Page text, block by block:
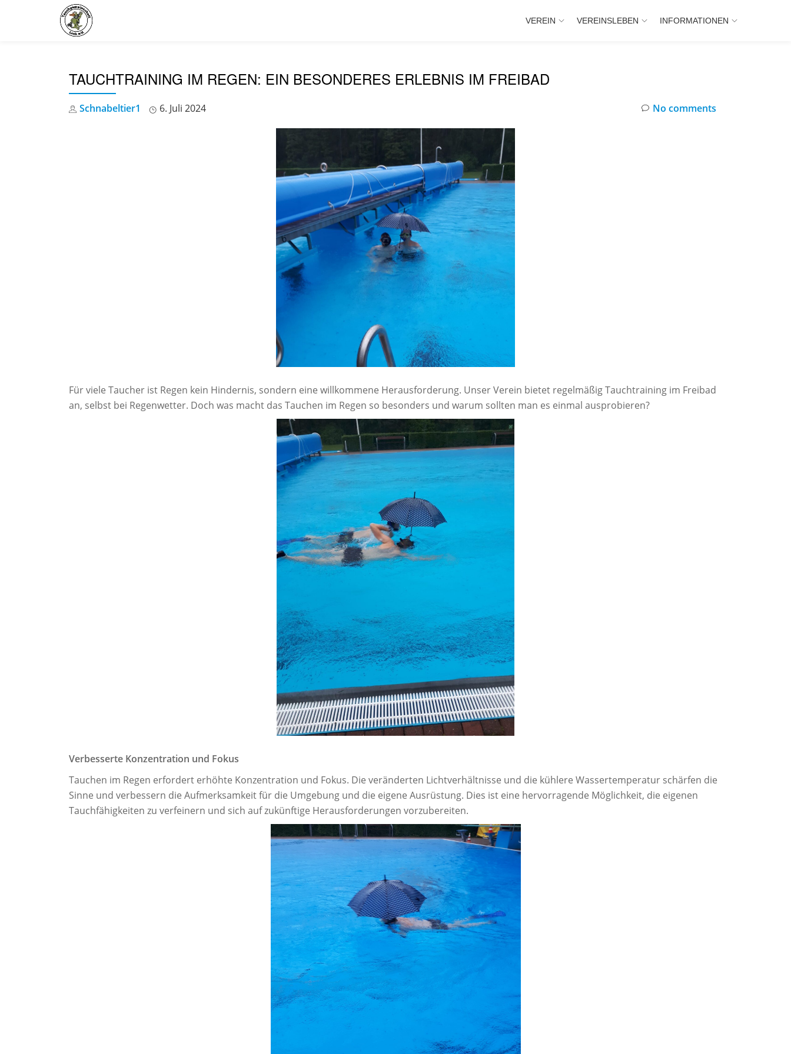
VEREIN VEREINSLEBEN INFORMATIONEN
TAUCHTRAINING IM REGEN: EIN BESONDERES ERLEBNIS IM FREIBAD
Schnabeltier1 6. Juli 2024 No comments
Für viele Taucher ist Regen kein Hindernis, sondern eine willkommene Herausforderung. Unser Verein bietet regelmäßig Tauchtraining im Freibad
an, selbst bei Regenwetter. Doch was macht das Tauchen im Regen so besonders und warum sollten man es einmal ausprobieren?
Verbesserte Konzentration und Fokus
Tauchen im Regen erfordert erhöhte Konzentration und Fokus. Die veränderten Lichtverhältnisse und die kühlere Wassertemperatur schärfen die
Sinne und verbessern die Aufmerksamkeit für die Umgebung und die eigene Ausrüstung. Dies ist eine hervorragende Möglichkeit, die eigenen
Tauchfähigkeiten zu verfeinern und sich auf zukünftige Herausforderungen vorzubereiten.